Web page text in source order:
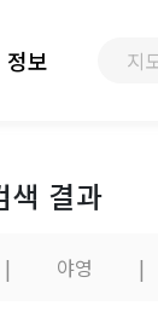
정보
색 결과
| 야영 |